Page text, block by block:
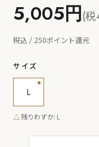
5,005円(
税込 / 250ポイント還元
サイズ
L
△残りわずか: L